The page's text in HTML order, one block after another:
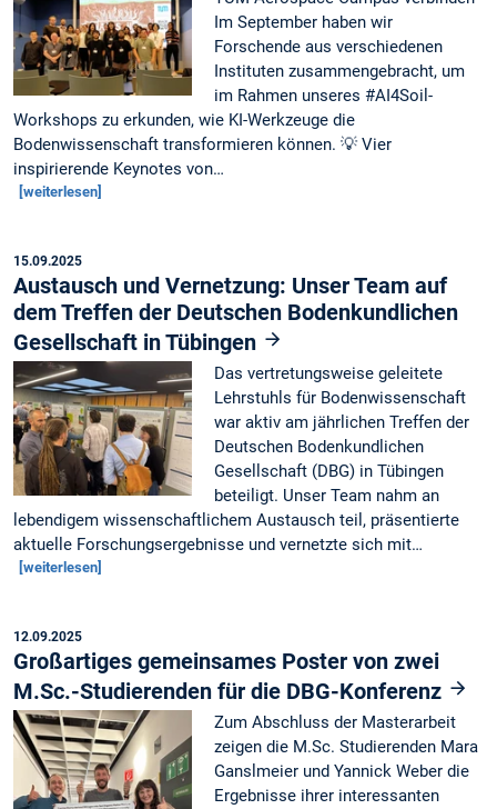
Im September haben wir
Forschende aus verschiedenen
Instituten zusammengebracht, um
im Rahmen unseres #AI4Soil-
Workshops zu erkunden, wie KI-Werkzeuge die
Bodenwissenschaft transformieren können. 💡 Vier
inspirierende Keynotes von…
[weiterlesen]
15.09.2025
Austausch und Vernetzung: Unser Team auf
dem Treffen der Deutschen Bodenkundlichen
Gesellschaft in Tübingen
Das vertretungsweise geleitete
Lehrstuhls für Bodenwissenschaft
war aktiv am jährlichen Treffen der
Deutschen Bodenkundlichen
Gesellschaft (DBG) in Tübingen
beteiligt. Unser Team nahm an
lebendigem wissenschaftlichem Austausch teil, präsentierte
aktuelle Forschungsergebnisse und vernetzte sich mit…
[weiterlesen]
12.09.2025
Großartiges gemeinsames Poster von zwei
M.Sc.-Studierenden für die DBG-Konferenz
Zum Abschluss der Masterarbeit
zeigen die M.Sc. Studierenden Mara
Ganslmeier und Yannick Weber die
Ergebnisse ihrer interessanten